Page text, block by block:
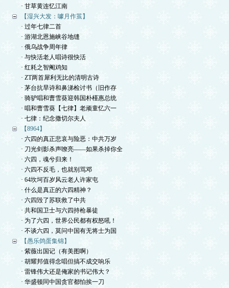
· 甘草黄连忆江南
【湿兴大发：噱月作茧】
· 过年七律二首
· 游湖北恩施峡谷地缝
· 俄乌战争周年律
· 与快活老人唱诗很快活
· 红耗之智阉鸡知
· ZT两首犀利无比的清明古诗
· 茅台抗旱诗和鼻涕检讨书（旧作存
· 骑驴唱和曹雪葵迎韩国朴槿惠总统
· 唱和曹雪葵【七律】老顽童忆六一
· 七律：纪念撒切尔夫人
【8964】
· 六四的真正悲哀与险恶：中共万岁
· 刀光剑影杀声嘹亮——如果杀掉你全
· 六四，魂兮归来！
· 六四不反毛，也就别骂邓
· 64坎坷百岁风云老人许家屯
· 什么是真正的六四精神？
· 六四毁了苏联救了中共
· 共和国卫士与六四持枪暴徒
· 为了六四，世界公民都有权怒吼！
· 不谈六四，莫问中国有无将士为国
【愚乐鸽蛋集锦】
· 紫薇出国记（有美图啊）
· 胡耀邦值得念唱但搞不成交响乐
· 雷锋伟大还是俺家的书记伟大？
· 华盛顿同中国贪官都怕挨一刀